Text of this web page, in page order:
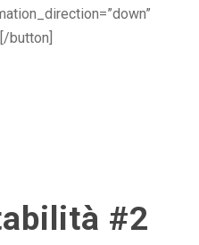
button]
#2